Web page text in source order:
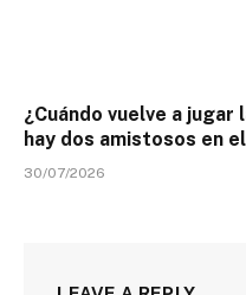
¿Cuándo vuelve a jugar
hay dos amistosos en
30/07/2026